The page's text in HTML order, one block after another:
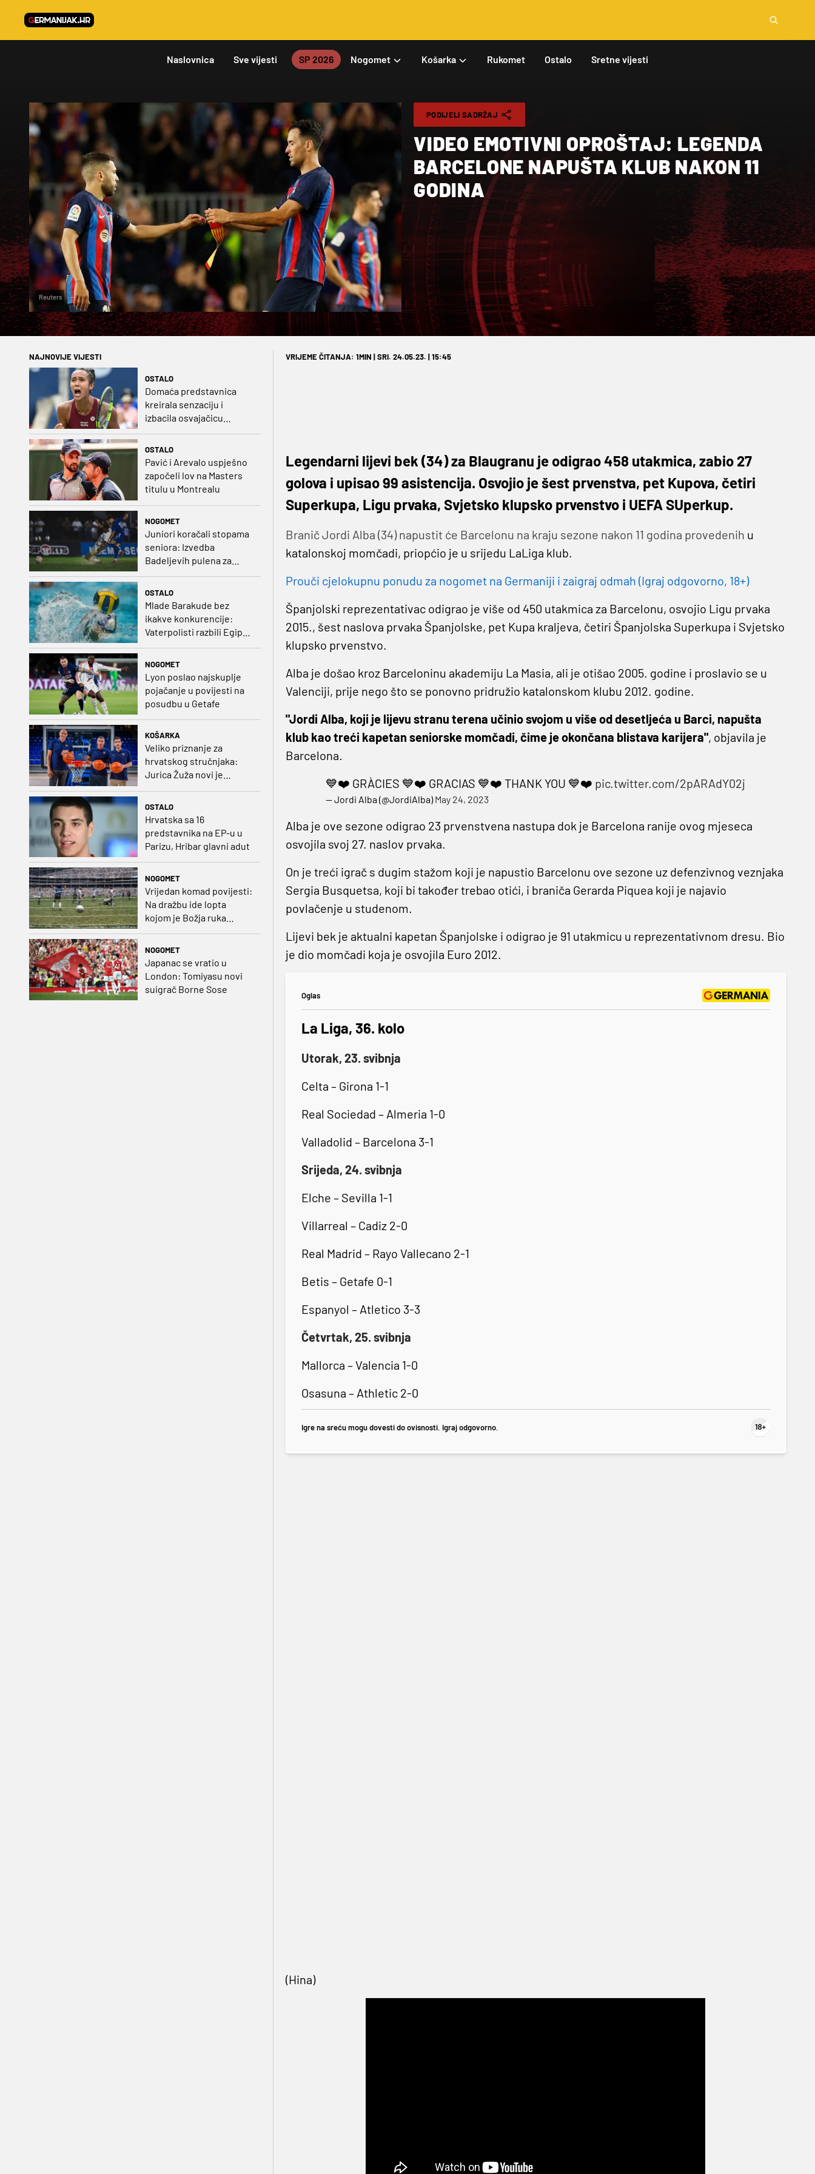
Naslovnica Sve vijesti SP 2026 Nogomet Košarka Rukomet Ostalo Sretne vijesti
Reuters
PODIJELI SADRŽAJ
VIDEO EMOTIVNI OPROŠTAJ: LEGENDA
BARCELONE NAPUŠTA KLUB NAKON 11
GODINA
NAJNOVIJE VIJESTI
OSTALO
Domaća predstavnica
kreirala senzaciju i
izbacila osvajačicu
OSTALO
Pavić i Arevalo uspješno
započeli lov na Masters
titulu u Montrealu
NOGOMET
Juniori koračali stopama
seniora: Izvedba
Badeljevih pulena za
čistu peticu protiv
OSTALO
Mlade Barakude bez
ikakve konkurencije:
Vaterpolisti razbili Egipat
za polufinale SP-a!
NOGOMET
Lyon poslao najskuplje
pojačanje u povijesti na
posudbu u Getafe
KOŠARKA
Veliko priznanje za
hrvatskog stručnjaka:
Jurica Žuža novi je
OSTALO
Hrvatska sa 16
predstavnika na EP-u u
Parizu, Hribar glavni adut
NOGOMET
Vrijedan komad povijesti:
Na dražbu ide lopta
kojom je Božja ruka
NOGOMET
Japanac se vratio u
London: Tomiyasu novi
suigrač Borne Sose
VRIJEME ČITANJA: 1MIN | SRI. 24.05.23. | 15:45
Legendarni lijevi bek (34) za Blaugranu je odigrao 458 utakmica, zabio 27
golova i upisao 99 asistencija. Osvojio je šest prvenstva, pet Kupova, četiri
Superkupa, Ligu prvaka, Svjetsko klupsko prvenstvo i UEFA SUperkup.
Branič Jordi Alba (34) napustit će Barcelonu na kraju sezone nakon 11 godina provedenih u
katalonskoj momčadi, priopćio je u srijedu LaLiga klub.
Prouči cjelokupnu ponudu za nogomet na Germaniji i zaigraj odmah (Igraj odgovorno, 18+)
Španjolski reprezentativac odigrao je više od 450 utakmica za Barcelonu, osvojio Ligu prvaka
2015., šest naslova prvaka Španjolske, pet Kupa kraljeva, četiri Španjolska Superkupa i Svjetsko
klupsko prvenstvo.
Alba je došao kroz Barceloninu akademiju La Masia, ali je otišao 2005. godine i proslavio se u
Valenciji, prije nego što se ponovno pridružio katalonskom klubu 2012. godine.
"Jordi Alba, koji je lijevu stranu terena učinio svojom u više od desetljeća u Barci, napušta
klub kao treći kapetan seniorske momčadi, čime je okončana blistava karijera", objavila je
Barcelona.
💙❤️ GRÀCIES 💙❤️ GRACIAS 💙❤️ THANK YOU 💙❤️ pic.twitter.com/2pARAdY02j
— Jordi Alba (@JordiAlba)May 24, 2023
Alba je ove sezone odigrao 23 prvenstvena nastupa dok je Barcelona ranije ovog mjeseca
osvojila svoj 27. naslov prvaka.
On je treći igrač s dugim stažom koji je napustio Barcelonu ove sezone uz defenzivnog veznjaka
Sergia Busquetsa, koji bi također trebao otići, i braniča Gerarda Piquea koji je najavio
povlačenje u studenom.
Lijevi bek je aktualni kapetan Španjolske i odigrao je 91 utakmicu u reprezentativnom dresu. Bio
je dio momčadi koja je osvojila Euro 2012.
Oglas
La Liga, 36. kolo
Utorak, 23. svibnja
Celta – Girona 1-1
Real Sociedad – Almeria 1-0
Valladolid – Barcelona 3-1
Srijeda, 24. svibnja
Elche – Sevilla 1-1
Villarreal – Cadiz 2-0
Real Madrid – Rayo Vallecano 2-1
Betis – Getafe 0-1
Espanyol – Atletico 3-3
Četvrtak, 25. svibnja
Mallorca – Valencia 1-0
Osasuna – Athletic 2-0
Igre na sreću mogu dovesti do ovisnosti. Igraj odgovorno.
(Hina)